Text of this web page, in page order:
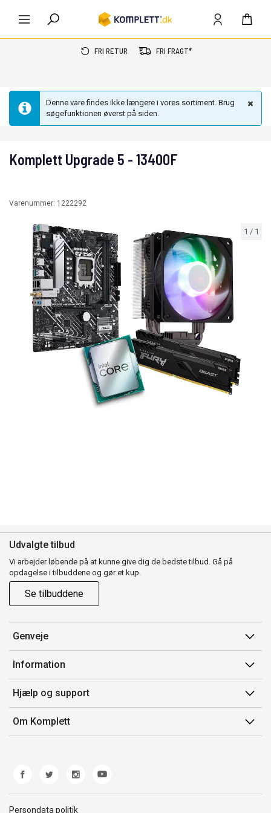
FRI RETUR FRI FRAGT*
Denne vare findes ikke længere i vores sortiment. Brug
søgefunktionen øverst på siden.
1 / 1
Komplett Upgrade 5 - 13400F
Varenummer: 1222292
Udvalgte tilbud
Vi arbejder løbende på at kunne give dig de bedste tilbud. Gå på
opdagelse i tilbuddene og gør et kup.
Se tilbuddene
Genveje
Min side
Ordrehistorik
Gavekort
Information
Salgsbetingelser
Mærker/producent
Fortrydelsesret
Hjælp og support
Kontakt os
Kundeservice
Fejl/Mangler
Fragt og levering
Om Komplett
Persondata politik